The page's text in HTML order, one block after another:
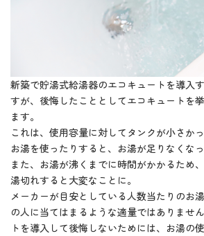
新築で貯湯式給湯器のエコキュートを導入
すが、後悔したこととしてエコキュートを
ます。
これは、使用容量に対してタンクが小さか
お湯を使ったりすると、お湯が足りなくな
また、お湯が沸くまでに時間がかかるため
湯切れすると大変なことに。
メーカーが目安としている人数当たりのお
の人に当てはまるような適量ではありませ
トを導入して後悔しないためには、お湯の